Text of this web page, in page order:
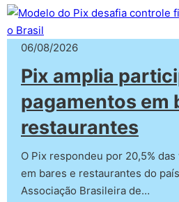
06/08/2026
Pix amplia
pagamentos em
restaurantes
O Pix respondeu por 20,5%
em bares e restaurantes do
Associação Brasileira de…